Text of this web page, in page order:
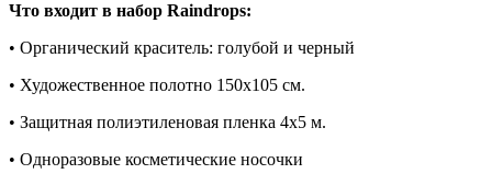
Что входит в набор Raindrops:
• Органический краситель: голубой и черный
• Художественное полотно 150х105 см.
• Защитная полиэтиленовая пленка 4х5 м.
• Одноразовые косметические носочки